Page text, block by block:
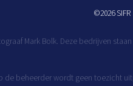
©2026SIFR
Mark Bolk. Deze bedrijven
de beheerder wordt geen toezicht